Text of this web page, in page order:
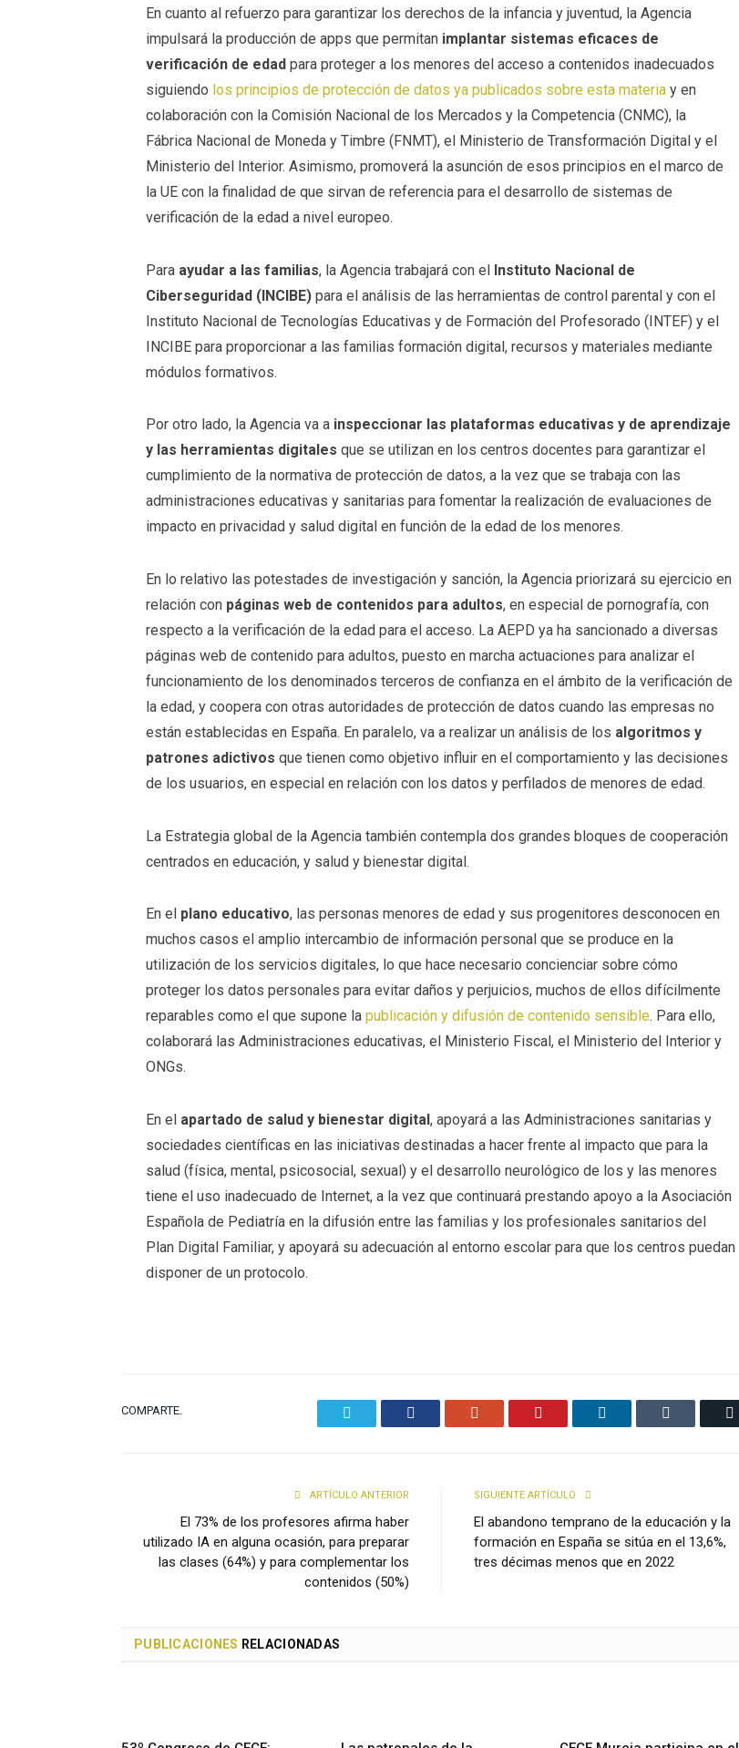
En cuanto al refuerzo para garantizar los derechos de la infancia y juventud, la Agencia
impulsará la producción de apps que permitan implantar sistemas eficaces de
verificación de edad para proteger a los menores del acceso a contenidos inadecuados
siguiendo los principios de protección de datos ya publicados sobre esta materia y en
colaboración con la Comisión Nacional de los Mercados y la Competencia (CNMC), la
Fábrica Nacional de Moneda y Timbre (FNMT), el Ministerio de Transformación Digital y el
Ministerio del Interior. Asimismo, promoverá la asunción de esos principios en el marco de
la UE con la finalidad de que sirvan de referencia para el desarrollo de sistemas de
verificación de la edad a nivel europeo.
Para ayudar a las familias, la Agencia trabajará con el Instituto Nacional de
Ciberseguridad (INCIBE) para el análisis de las herramientas de control parental y con el
Instituto Nacional de Tecnologías Educativas y de Formación del Profesorado (INTEF) y el
INCIBE para proporcionar a las familias formación digital, recursos y materiales mediante
módulos formativos.
Por otro lado, la Agencia va a inspeccionar las plataformas educativas y de aprendizaje
y las herramientas digitales que se utilizan en los centros docentes para garantizar el
cumplimiento de la normativa de protección de datos, a la vez que se trabaja con las
administraciones educativas y sanitarias para fomentar la realización de evaluaciones de
impacto en privacidad y salud digital en función de la edad de los menores.
En lo relativo las potestades de investigación y sanción, la Agencia priorizará su ejercicio en
relación con páginas web de contenidos para adultos, en especial de pornografía, con
respecto a la verificación de la edad para el acceso. La AEPD ya ha sancionado a diversas
páginas web de contenido para adultos, puesto en marcha actuaciones para analizar el
funcionamiento de los denominados terceros de confianza en el ámbito de la verificación de
la edad, y coopera con otras autoridades de protección de datos cuando las empresas no
están establecidas en España. En paralelo, va a realizar un análisis de los algoritmos y
patrones adictivos que tienen como objetivo influir en el comportamiento y las decisiones
de los usuarios, en especial en relación con los datos y perfilados de menores de edad.
La Estrategia global de la Agencia también contempla dos grandes bloques de cooperación
centrados en educación, y salud y bienestar digital.
En el plano educativo, las personas menores de edad y sus progenitores desconocen en
muchos casos el amplio intercambio de información personal que se produce en la
utilización de los servicios digitales, lo que hace necesario concienciar sobre cómo
proteger los datos personales para evitar daños y perjuicios, muchos de ellos difícilmente
reparables como el que supone lapublicación y difusión de contenido sensible. Para ello,
colaborará las Administraciones educativas, el Ministerio Fiscal, el Ministerio del Interior y
ONGs.
En el apartado de salud y bienestar digital, apoyará a las Administraciones sanitarias y
sociedades científicas en las iniciativas destinadas a hacer frente al impacto que para la
salud (física, mental, psicosocial, sexual) y el desarrollo neurológico de los y las menores
tiene el uso inadecuado de Internet, a la vez que continuará prestando apoyo a la Asociación
Española de Pediatría en la difusión entre las familias y los profesionales sanitarios del
Plan Digital Familiar, y apoyará su adecuación al entorno escolar para que los centros puedan
disponer de un protocolo.
COMPARTE.
ARTÍCULO ANTERIOR
El 73% de los profesores afirma haber
utilizado IA en alguna ocasión, para preparar
las clases (64%) y para complementar los
contenidos (50%)
SIGUIENTE ARTÍCULO
El abandono temprano de la educación y la
formación en España se sitúa en el 13,6%,
tres décimas menos que en 2022
PUBLICACIONES RELACIONADAS